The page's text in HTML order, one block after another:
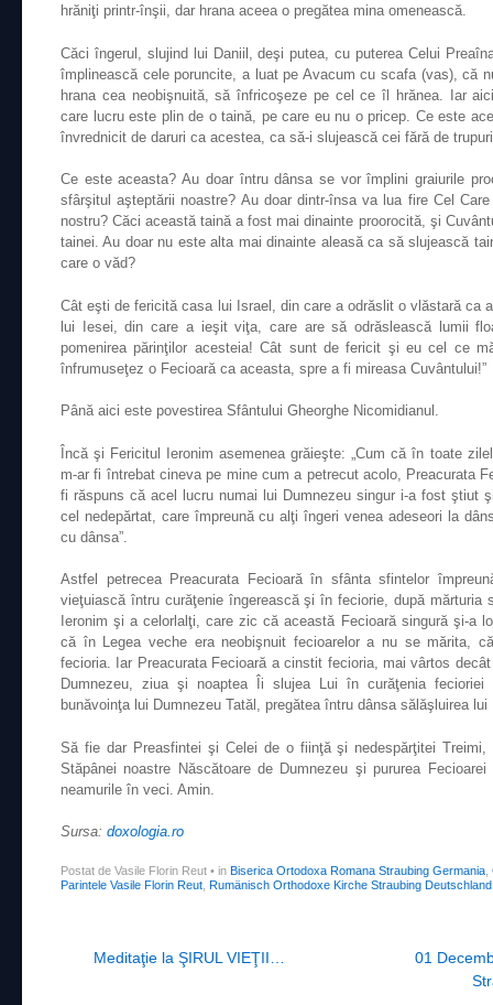
hrăniţi printr-înşii, dar hrana aceea o pregătea mina omenească.
Căci îngerul, slujind lui Daniil, deşi putea, cu puterea Celui
împlinească cele poruncite, a luat pe Avacum cu scafa (vas), că
hrana cea neobişnuită, să înfricoşeze pe cel ce îl hrănea. Iar
care lucru este plin de o taină, pe care eu nu o pricep. Ce este
învrednicit de daruri ca acestea, ca să-i slujească cei fără de
Ce este aceasta? Au doar întru dânsa se vor împlini graiurile
sfârşitul aşteptării noastre? Au doar dintr-însa va lua fire Cel
nostru? Căci această taină a fost mai dinainte proorocită, şi
tainei. Au doar nu este alta mai dinainte aleasă ca să slujească
care o văd?
Cât eşti de fericită casa lui Israel, din care a odrăslit o vlăstară ca
lui Iesei, din care a ieşit viţa, care are să odrăslească lumii
pomenirea părinţilor acesteia! Cât sunt de fericit şi eu cel ce
înfrumuseţez o Fecioară ca aceasta, spre a fi mireasa Cuvântului!”
Până aici este povestirea Sfântului Gheorghe Nicomidianul.
Încă şi Fericitul Ieronim asemenea grăieşte: „Cum că în toate
m-ar fi întrebat cineva pe mine cum a petrecut acolo, Preacurata
fi răspuns că acel lucru numai lui Dumnezeu singur i-a fost ştiut
cel nedepărtat, care împreună cu alţi îngeri venea adeseori la
cu dânsa”.
Astfel petrecea Preacurata Fecioară în sfânta sfintelor
vieţuiască întru curăţenie îngerească şi în feciorie, după mărturia
Ieronim şi a celorlalţi, care zic că această Fecioară singură şi-a
că în Legea veche era neobişnuit fecioarelor a nu se mărita,
fecioria. Iar Preacurata Fecioară a cinstit fecioria, mai vârtos
Dumnezeu, ziua şi noaptea Îi slujea Lui în curăţenia
bunăvoinţa lui Dumnezeu Tatăl, pregătea întru dânsa sălăşluirea
Să fie dar Preasfintei şi Celei de o fiinţă şi nedespărţitei
Stăpânei noastre Născătoare de Dumnezeu şi pururea
neamurile în veci. Amin.
Sursa: doxologia.ro
Postat de Vasile Florin Reut • in Biserica Ortodoxa Romana Straubing Germania
Parintele Vasile Florin Reut Rumänisch Orthodoxe Kirche Straubing Deutschland
Post navigation
Meditaţie la ŞIRUL VIEŢII…
01